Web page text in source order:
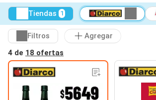
Tiendas 1
Filtros
Agregar
4 de 18 ofertas